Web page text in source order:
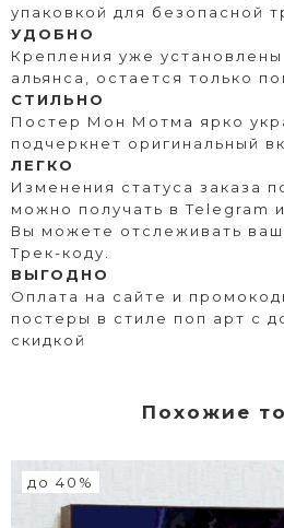
упаковкой для безопасной
УДОБНО
Крепления уже
альянса, остается только
СТИЛЬНО
Постер Мон Мотма ярко
подчеркнет оригинальный
ЛЕГКО
Изменения статуса заказа
можно получать в Telegram
Вы можете отслеживать
Трек-коду.
ВЫГОДНО
Оплата на сайте и
постеры в стиле поп арт с
скидкой
Похожие
до 40%